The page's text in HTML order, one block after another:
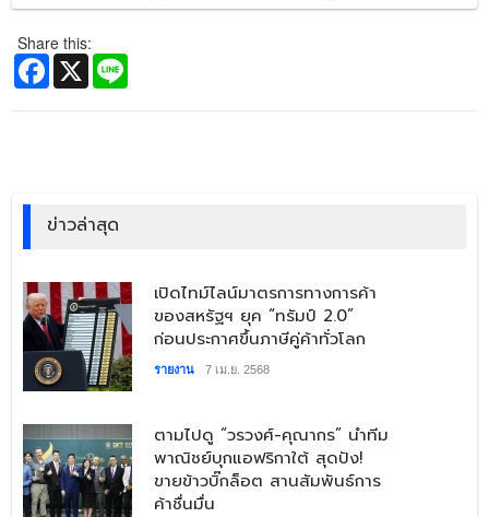
Share this:
Facebook
X
ข่าวล่าสุด
​เปิดไทม์ไลน์มาตรการทางการค้า
ของสหรัฐฯ ยุค “ทรัมป์ 2.0”
ก่อนประกาศขึ้นภาษีคู่ค้าทั่วโลก
รายงาน 7 เม.ย. 2568
​ตามไปดู “วรวงศ์-คุณากร” นำทีม
พาณิชย์บุกแอฟริกาใต้ สุดปัง!
ขายข้าวบิ๊กล็อต สานสัมพันธ์การ
ค้าชื่นมื่น